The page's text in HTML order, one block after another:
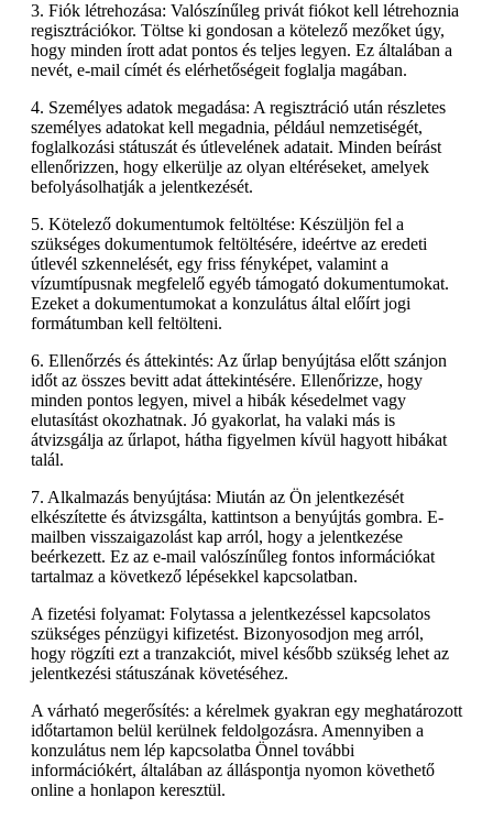
3. Fiók létrehozása: Valószínűleg privát fiókot kell létrehoznia
regisztrációkor. Töltse ki gondosan a kötelező mezőket úgy,
hogy minden írott adat pontos és teljes legyen. Ez általában a
nevét, e-mail címét és elérhetőségeit foglalja magában.
4. Személyes adatok megadása: A regisztráció után részletes
személyes adatokat kell megadnia, például nemzetiségét,
foglalkozási státuszát és útlevelének adatait. Minden beírást
ellenőrizzen, hogy elkerülje az olyan eltéréseket, amelyek
befolyásolhatják a jelentkezését.
5. Kötelező dokumentumok feltöltése: Készüljön fel a
szükséges dokumentumok feltöltésére, ideértve az eredeti
útlevél szkennelését, egy friss fényképet, valamint a
vízumtípusnak megfelelő egyéb támogató dokumentumokat.
Ezeket a dokumentumokat a konzulátus által előírt jogi
formátumban kell feltölteni.
6. Ellenőrzés és áttekintés: Az űrlap benyújtása előtt szánjon
időt az összes bevitt adat áttekintésére. Ellenőrizze, hogy
minden pontos legyen, mivel a hibák késedelmet vagy
elutasítást okozhatnak. Jó gyakorlat, ha valaki más is
átvizsgálja az űrlapot, hátha figyelmen kívül hagyott hibákat
talál.
7. Alkalmazás benyújtása: Miután az Ön jelentkezését
elkészítette és átvizsgálta, kattintson a benyújtás gombra. E-
mailben visszaigazolást kap arról, hogy a jelentkezése
beérkezett. Ez az e-mail valószínűleg fontos információkat
tartalmaz a következő lépésekkel kapcsolatban.
A fizetési folyamat: Folytassa a jelentkezéssel kapcsolatos
szükséges pénzügyi kifizetést. Bizonyosodjon meg arról,
hogy rögzíti ezt a tranzakciót, mivel később szükség lehet az
jelentkezési státuszának követéséhez.
A várható megerősítés: a kérelmek gyakran egy meghatározott
időtartamon belül kerülnek feldolgozásra. Amennyiben a
konzulátus nem lép kapcsolatba Önnel további
információkért, általában az álláspontja nyomon követhető
online a honlapon keresztül.